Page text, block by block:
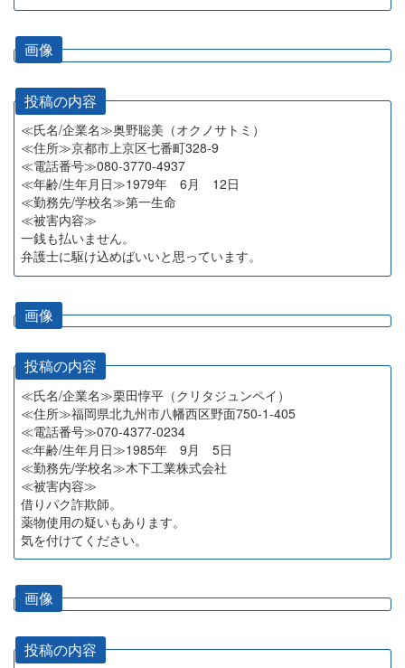
画像
投稿の内容
≪氏名/企業名≫奥野聡美（オクノサトミ）
≪住所≫京都市上京区七番町328-9
≪電話番号≫080-3770-4937
≪年齢/生年月日≫1979年 6月 12日
≪勤務先/学校名≫第一生命
≪被害内容≫
一銭も払いません。
弁護士に駆け込めばいいと思っています。
画像
投稿の内容
≪氏名/企業名≫栗田惇平（クリタジュンペイ）
≪住所≫福岡県北九州市八幡西区野面750-1-405
≪電話番号≫070-4377-0234
≪年齢/生年月日≫1985年 9月 5日
≪勤務先/学校名≫木下工業株式会社
≪被害内容≫
借りパク詐欺師。
薬物使用の疑いもあります。
気を付けてください。
画像
投稿の内容